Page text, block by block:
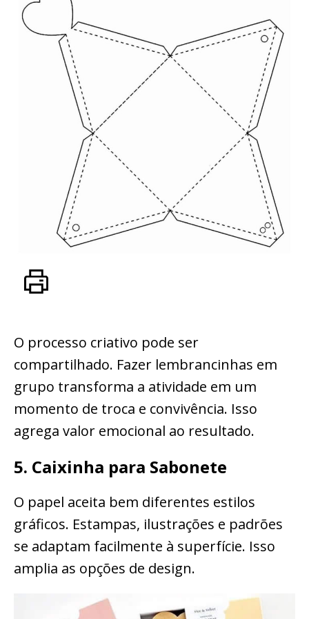
O processo criativo pode ser
compartilhado. Fazer lembrancinhas em
grupo transforma a atividade em um
momento de troca e convivência. Isso
agrega valor emocional ao resultado.
5. Caixinha para Sabonete
O papel aceita bem diferentes estilos
gráficos. Estampas, ilustrações e padrões
se adaptam facilmente à superfície. Isso
amplia as opções de design.